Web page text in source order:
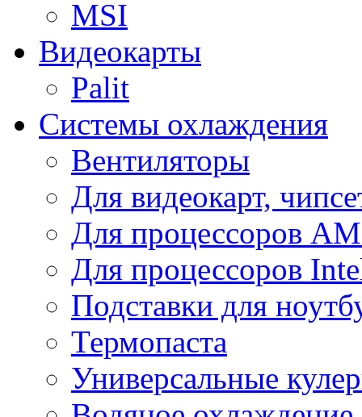
MSI
Видеокарты
Palit
Системы охлаждения
Вентиляторы
Для видеокарт,
Для процессоров
Для процессоров
Подставки для
Термопаста
Универсальные